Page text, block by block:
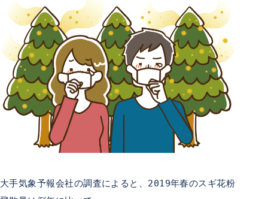
大手気象予報会社の調査によると、2019年春のスギ花粉